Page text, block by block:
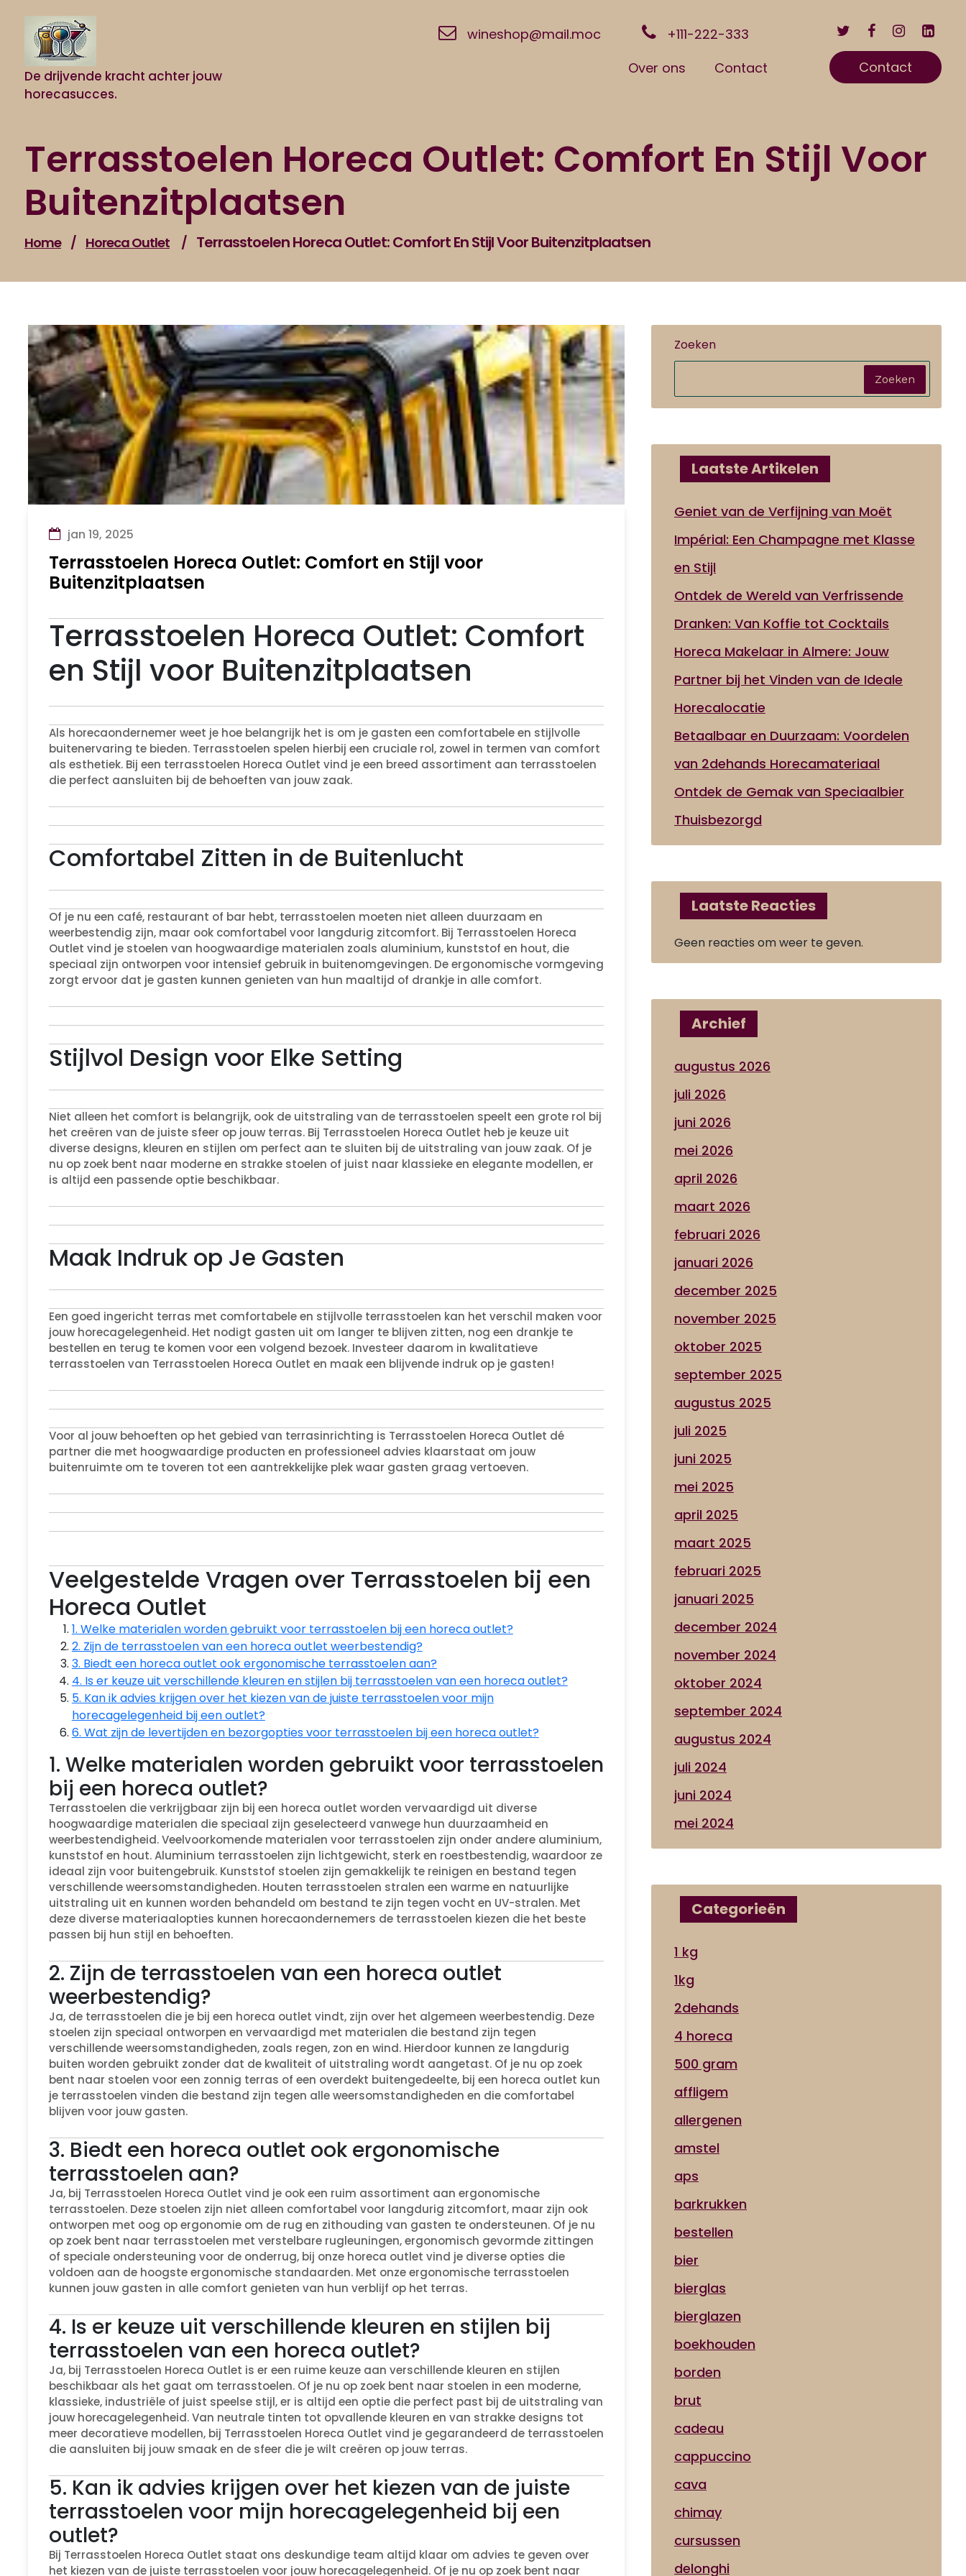
inhoud
De drijvende kracht achter jouw
horecasucces.
wineshop@mail.moc
+111-222-333
Over ons
Contact Contact
Terrasstoelen Horeca Outlet: Comfort En Stijl Voor
Buitenzitplaatsen
Home / Horeca Outlet / Terrasstoelen Horeca Outlet: Comfort En Stijl Voor Buitenzitplaatsen
jan 19, 2025
Terrasstoelen Horeca Outlet: Comfort en Stijl voor
Buitenzitplaatsen
Terrasstoelen Horeca Outlet: Comfort
en Stijl voor Buitenzitplaatsen
Als horecaondernemer weet je hoe belangrijk het is om je gasten een comfortabele en stijlvolle
buitenervaring te bieden. Terrasstoelen spelen hierbij een cruciale rol, zowel in termen van comfort
als esthetiek. Bij een terrasstoelen Horeca Outlet vind je een breed assortiment aan terrasstoelen
die perfect aansluiten bij de behoeften van jouw zaak.
Comfortabel Zitten in de Buitenlucht
Of je nu een café, restaurant of bar hebt, terrasstoelen moeten niet alleen duurzaam en
weerbestendig zijn, maar ook comfortabel voor langdurig zitcomfort. Bij Terrasstoelen Horeca
Outlet vind je stoelen van hoogwaardige materialen zoals aluminium, kunststof en hout, die
speciaal zijn ontworpen voor intensief gebruik in buitenomgevingen. De ergonomische vormgeving
zorgt ervoor dat je gasten kunnen genieten van hun maaltijd of drankje in alle comfort.
Stijlvol Design voor Elke Setting
Niet alleen het comfort is belangrijk, ook de uitstraling van de terrasstoelen speelt een grote rol bij
het creëren van de juiste sfeer op jouw terras. Bij Terrasstoelen Horeca Outlet heb je keuze uit
diverse designs, kleuren en stijlen om perfect aan te sluiten bij de uitstraling van jouw zaak. Of je
nu op zoek bent naar moderne en strakke stoelen of juist naar klassieke en elegante modellen, er
is altijd een passende optie beschikbaar.
Maak Indruk op Je Gasten
Een goed ingericht terras met comfortabele en stijlvolle terrasstoelen kan het verschil maken voor
jouw horecagelegenheid. Het nodigt gasten uit om langer te blijven zitten, nog een drankje te
bestellen en terug te komen voor een volgend bezoek. Investeer daarom in kwalitatieve
terrasstoelen van Terrasstoelen Horeca Outlet en maak een blijvende indruk op je gasten!
Voor al jouw behoeften op het gebied van terrasinrichting is Terrasstoelen Horeca Outlet dé
partner die met hoogwaardige producten en professioneel advies klaarstaat om jouw
buitenruimte om te toveren tot een aantrekkelijke plek waar gasten graag vertoeven.
Veelgestelde Vragen over Terrasstoelen bij een
Horeca Outlet
1. Welke materialen worden gebruikt voor terrasstoelen bij een horeca outlet?
2. Zijn de terrasstoelen van een horeca outlet weerbestendig?
3. Biedt een horeca outlet ook ergonomische terrasstoelen aan?
4. Is er keuze uit verschillende kleuren en stijlen bij terrasstoelen van een horeca outlet?
5. Kan ik advies krijgen over het kiezen van de juiste terrasstoelen voor mijn
horecagelegenheid bij een outlet?
6. Wat zijn de levertijden en bezorgopties voor terrasstoelen bij een horeca outlet?
1. Welke materialen worden gebruikt voor terrasstoelen
bij een horeca outlet?
Terrasstoelen die verkrijgbaar zijn bij een horeca outlet worden vervaardigd uit diverse
hoogwaardige materialen die speciaal zijn geselecteerd vanwege hun duurzaamheid en
weerbestendigheid. Veelvoorkomende materialen voor terrasstoelen zijn onder andere aluminium,
kunststof en hout. Aluminium terrasstoelen zijn lichtgewicht, sterk en roestbestendig, waardoor ze
ideaal zijn voor buitengebruik. Kunststof stoelen zijn gemakkelijk te reinigen en bestand tegen
verschillende weersomstandigheden. Houten terrasstoelen stralen een warme en natuurlijke
uitstraling uit en kunnen worden behandeld om bestand te zijn tegen vocht en UV-stralen. Met
deze diverse materiaalopties kunnen horecaondernemers de terrasstoelen kiezen die het beste
passen bij hun stijl en behoeften.
2. Zijn de terrasstoelen van een horeca outlet
weerbestendig?
Ja, de terrasstoelen die je bij een horeca outlet vindt, zijn over het algemeen weerbestendig. Deze
stoelen zijn speciaal ontworpen en vervaardigd met materialen die bestand zijn tegen
verschillende weersomstandigheden, zoals regen, zon en wind. Hierdoor kunnen ze langdurig
buiten worden gebruikt zonder dat de kwaliteit of uitstraling wordt aangetast. Of je nu op zoek
bent naar stoelen voor een zonnig terras of een overdekt buitengedeelte, bij een horeca outlet kun
je terrasstoelen vinden die bestand zijn tegen alle weersomstandigheden en die comfortabel
blijven voor jouw gasten.
3. Biedt een horeca outlet ook ergonomische
terrasstoelen aan?
Ja, bij Terrasstoelen Horeca Outlet vind je ook een ruim assortiment aan ergonomische
terrasstoelen. Deze stoelen zijn niet alleen comfortabel voor langdurig zitcomfort, maar zijn ook
ontworpen met oog op ergonomie om de rug en zithouding van gasten te ondersteunen. Of je nu
op zoek bent naar terrasstoelen met verstelbare rugleuningen, ergonomisch gevormde zittingen
of speciale ondersteuning voor de onderrug, bij onze horeca outlet vind je diverse opties die
voldoen aan de hoogste ergonomische standaarden. Met onze ergonomische terrasstoelen
kunnen jouw gasten in alle comfort genieten van hun verblijf op het terras.
4. Is er keuze uit verschillende kleuren en stijlen bij
terrasstoelen van een horeca outlet?
Ja, bij Terrasstoelen Horeca Outlet is er een ruime keuze aan verschillende kleuren en stijlen
beschikbaar als het gaat om terrasstoelen. Of je nu op zoek bent naar stoelen in een moderne,
klassieke, industriële of juist speelse stijl, er is altijd een optie die perfect past bij de uitstraling van
jouw horecagelegenheid. Van neutrale tinten tot opvallende kleuren en van strakke designs tot
meer decoratieve modellen, bij Terrasstoelen Horeca Outlet vind je gegarandeerd de terrasstoelen
die aansluiten bij jouw smaak en de sfeer die je wilt creëren op jouw terras.
5. Kan ik advies krijgen over het kiezen van de juiste
terrasstoelen voor mijn horecagelegenheid bij een
outlet?
Bij Terrasstoelen Horeca Outlet staat ons deskundige team altijd klaar om advies te geven over
het kiezen van de juiste terrasstoelen voor jouw horecagelegenheid. Of je nu op zoek bent naar
Zoeken
Zoeken
Laatste Artikelen
Geniet van de Verfijning van Moët
Impérial: Een Champagne met Klasse
en Stijl
Ontdek de Wereld van Verfrissende
Dranken: Van Koffie tot Cocktails
Horeca Makelaar in Almere: Jouw
Partner bij het Vinden van de Ideale
Horecalocatie
Betaalbaar en Duurzaam: Voordelen
van 2dehands Horecamateriaal
Ontdek de Gemak van Speciaalbier
Thuisbezorgd
Laatste Reacties
Geen reacties om weer te geven.
Archief
augustus 2026
juli 2026
juni 2026
mei 2026
april 2026
maart 2026
februari 2026
januari 2026
december 2025
november 2025
oktober 2025
september 2025
augustus 2025
juli 2025
juni 2025
mei 2025
april 2025
maart 2025
februari 2025
januari 2025
december 2024
november 2024
oktober 2024
september 2024
augustus 2024
juli 2024
juni 2024
mei 2024
Categorieën
1 kg
1kg
2dehands
4 horeca
500 gram
affligem
allergenen
amstel
aps
barkrukken
bestellen
bier
bierglas
bierglazen
boekhouden
borden
brut
cadeau
cappuccino
cava
chimay
cursussen
delonghi